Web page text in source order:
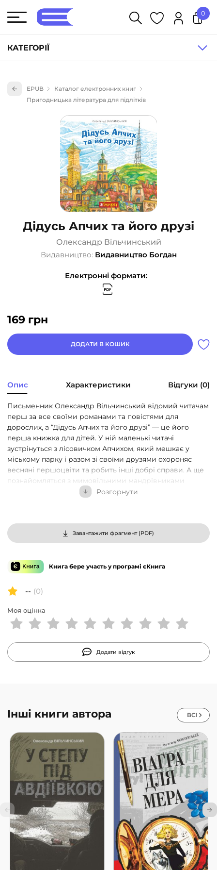
КАТЕГОРІЇ
Книги для дітей (833)
Науково-популярна література (1015)
Навчальна література та посібники (527)
Енциклопедії, довідники, словники (55)
Подарункові сертифікати (1)
0
EPUB
Каталог електронних книг
Пригодницька література для підлітків
Дідусь Апчих та його друзі
Олександр Вільчинський
Видавництво: Видавництво Богдан
Електронні формати:
169 грн
ДОДАТИ В КОШИК
Опис Характеристики Відгуки (0)
Письменник Олександр Вільчинський відомий читачам
перш за все своїми романами та повістями для
дорослих, а “Дідусь Апчих та його друзі” — це його
перша книжка для дітей. У ній маленькі читачі
зустрінуться з лісовичком Апчихом, який мешкає у
міському парку і разом зі своїми друзями охороняє
весняні першоцвіти та робить інші добрі справи. А ще
познайомляться з мимовільними мандрівниками
Моквиком і його приятелькою мокрицею Моксі. І разом
трамваїв? Яке одне на двох слово вивчили дві колишні
риби і чи можуть риби бути колишніми? Чи розуміють
коти мову людей? Про це та більше дізнаєтеся із
Розгорнути
Завантажити фрагмент (PDF)
Книга бере участь у програмі єКнига
-- (0)
Моя оцінка
Додати відгук
Інші книги автора ВСІ